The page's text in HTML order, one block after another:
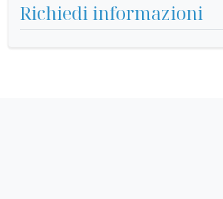
Richiedi informazioni